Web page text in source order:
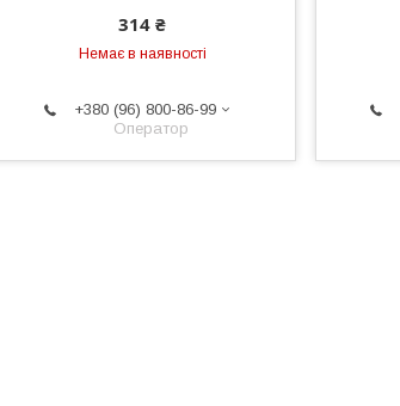
314 ₴
Немає в наявності
+380 (96) 800-86-99
Оператор